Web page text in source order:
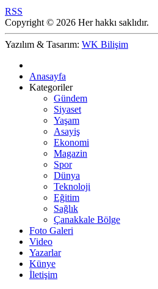
RSS
Copyright © 2026 Her hakkı saklıdır.
Yazılım & Tasarım: WK Bilişim
Anasayfa
Kategoriler
Gündem
Siyaset
Yaşam
Asayiş
Ekonomi
Magazin
Spor
Dünya
Teknoloji
Eğitim
Sağlık
Çanakkale Bölge
Foto Galeri
Video
Yazarlar
Künye
İletişim